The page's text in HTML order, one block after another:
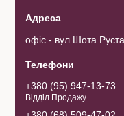
офіс - вул.Шота
+380 (95) 947-13-73
Відділ Продажу